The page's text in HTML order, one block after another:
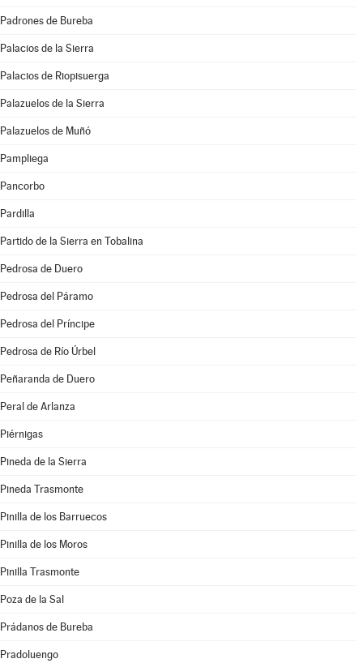
Padrones de Bureba
Palacios de la Sierra
Palacios de Riopisuerga
Palazuelos de la Sierra
Palazuelos de Muñó
Pampliega
Pancorbo
Pardilla
Partido de la Sierra en Tobalina
Pedrosa de Duero
Pedrosa del Páramo
Pedrosa del Príncipe
Pedrosa de Río Úrbel
Peñaranda de Duero
Peral de Arlanza
Piérnigas
Pineda de la Sierra
Pineda Trasmonte
Pinilla de los Barruecos
Pinilla de los Moros
Pinilla Trasmonte
Poza de la Sal
Prádanos de Bureba
Pradoluengo